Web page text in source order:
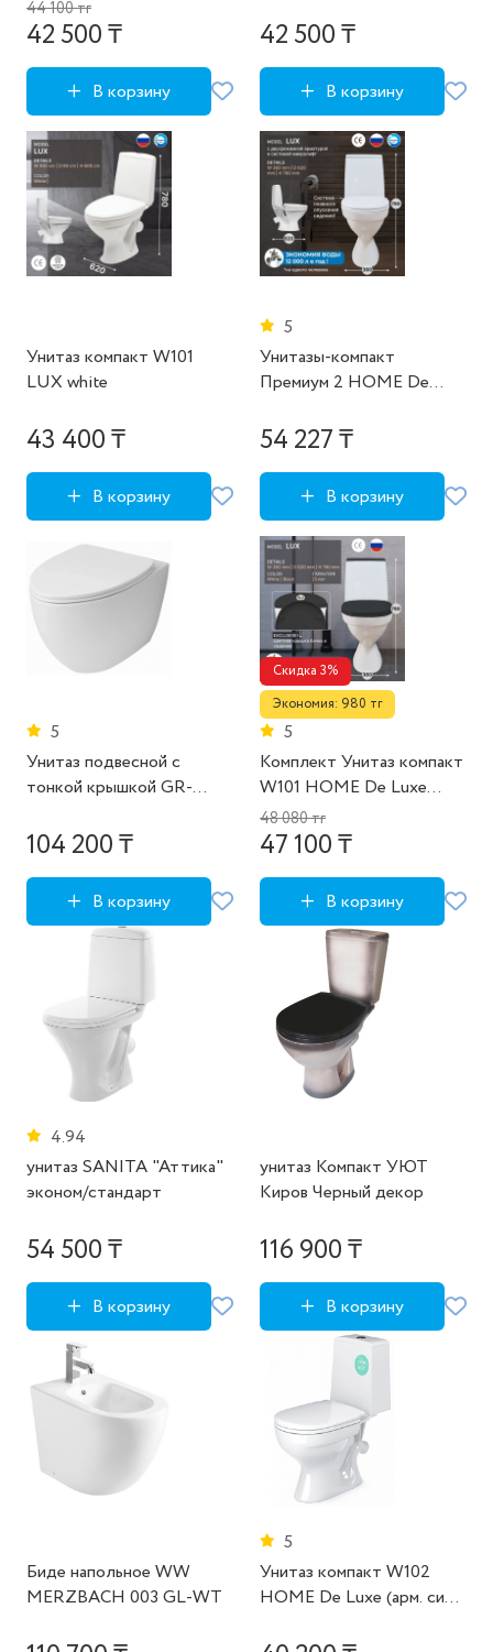
44 100 тг
42 500 ₸
В корзину
42 500 ₸
В корзину
Унитаз компакт W101
LUX white
43 400 ₸
В корзину
5
Унитазы-компакт
Премиум 2 HOME De
арматурой, сиденьем
комплектация)
54 227 ₸
В корзину
5
Унитаз подвесной с
тонкой крышкой GR-
104 200 ₸
В корзину
Скидка 3%
Экономия: 980 тг
5
Комплект Унитаз компакт
W101 HOME De Luxe
(арм. сид. крепл.) ВКЗ
(чёрная крышка бачка с
арматура
48 080 тг
47 100 ₸
В корзину
4.94
унитаз SANITA "Аттика"
эконом/стандарт
54 500 ₸
В корзину
унитаз Компакт УЮТ
Киров Черный декор
116 900 ₸
В корзину
Биде напольное WW
MERZBACH 003 GL-WT
5
Унитаз компакт W102
HOME De Luxe (арм. сид.